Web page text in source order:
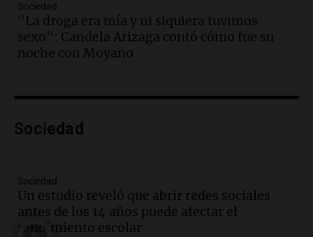
Panorama Federal
Episodios
Audio.Mateo Bouniba, joven de Villa
María, necesita un trasplante de médula
Audio.
Episodios
Audio.Día Internacional de la Cerveza:
mitos, secretos y el desafío de producir
Sociedad
"La droga era mía y ni siquiera tuvimos
sexo": Candela Arizaga contó cómo fue su
noche con Moyano
Sociedad
Sociedad
Un estudio reveló que abrir redes sociales
antes de los 14 años puede afectar el
rendimiento escolar